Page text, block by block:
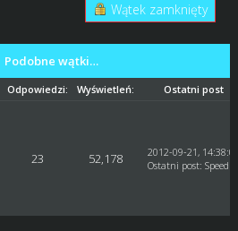
Wątek zamknięty
Podobne wątki…
Odpowiedzi: Wyświetleń: Ostatni post
23 52,178
2012-09-21,
Ostatni post: Speed